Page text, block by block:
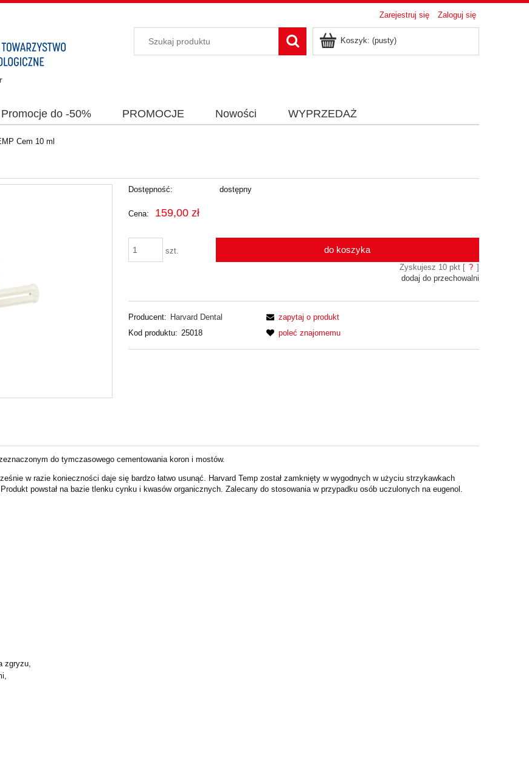
Zarejestruj się Zaloguj się
Koszyk: (pusty)
do -50% PROMOCJE Nowości WYPRZEDAŻ
Cem 10 ml
Dostępność: dostępny
Cena: 159,00 zł
szt. do koszyka
Zyskujesz 10pkt [ ? ]
dodaj do przechowalni
Producent: Harvard Dental
Kod produktu: 25018
zapytaj o produkt
poleć znajomemu
do tymczasowego cementowania koron i mostów.
w razie konieczności daje się bardzo łatwo usunąć. Harvard Temp został zamknięty w wygodnych w użyciu strzykawkach
Produkt powstał na bazie tlenku cynku i kwasów organicznych. Zalecany do stosowania w przypadku osób uczulonych na eugenol.
zgryzu,